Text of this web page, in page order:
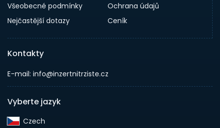
Všeobecné podmínky
Ochrana údajů
Nejčastější dotazy
Ceník
Kontakty
E-mail: info@inzertnitrziste.cz
Vyberte jazyk
Czech‎